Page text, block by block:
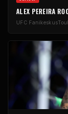
ALEX PEREIRA
UFC Fanikeskus